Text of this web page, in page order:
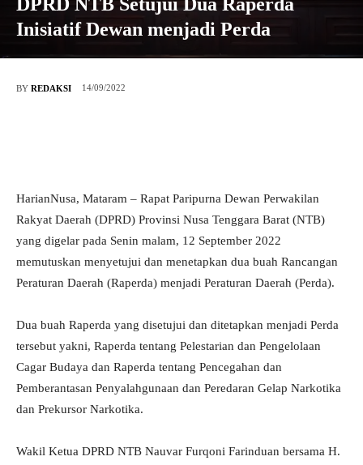
Inisiatif Dewan menjadi Perda
BY REDAKSI 14/09/2022
HarianNusa, Mataram – Rapat Paripurna Dewan Perwakilan
Rakyat Daerah (DPRD) Provinsi Nusa Tenggara Barat (NTB)
yang digelar pada Senin malam, 12 September 2022
memutuskan menyetujui dan menetapkan dua buah Rancangan
Peraturan Daerah (Raperda) menjadi Peraturan Daerah (Perda).
Dua buah Raperda yang disetujui dan ditetapkan menjadi Perda
tersebut yakni, Raperda tentang Pelestarian dan Pengelolaan
Cagar Budaya dan Raperda tentang Pencegahan dan
Pemberantasan Penyalahgunaan dan Peredaran Gelap Narkotika
dan Prekursor Narkotika.
Wakil Ketua DPRD NTB Nauvar Furqoni Farinduan bersama H.